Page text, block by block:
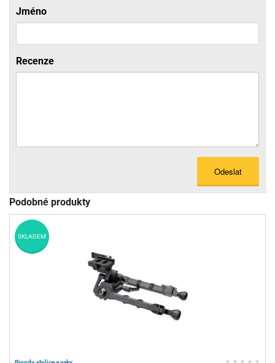
Jméno
Recenze
Odeslat
Podobné produkty
SKLADEM